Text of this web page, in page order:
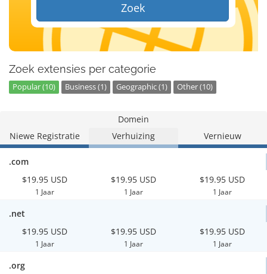
Zoek
Zoek extensies per categorie
Popular (10) Business (1) Geographic (1) Other (10)
Domein
Niewe Registratie
Verhuizing Vernieuw
.com
$19.95 USD
1 Jaar
$19.95 USD
1 Jaar
$19.95 USD
1 Jaar
.net
$19.95 USD
1 Jaar
$19.95 USD
1 Jaar
$19.95 USD
1 Jaar
.org